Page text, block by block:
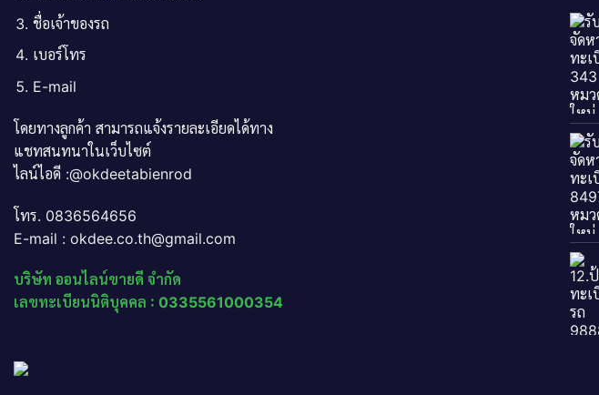
ชื่อเจ้าของรถ
เบอร์โทร
E-mail
โดยทางลูกค้า สามารถแจ้งรายละเอียดได้ทาง
แชทสนทนาในเว็บไซต์
ไลน์ไอดี :@okdeetabienrod
โทร. 0836564656
E-mail : okdee.co.th@gmail.com
บริษัท ออนไลน์ขายดี จำกัด
เลขทะเบียนนิติบุคคล : 0335561000354